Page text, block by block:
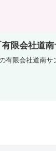
限会社道
有限会社道南サ